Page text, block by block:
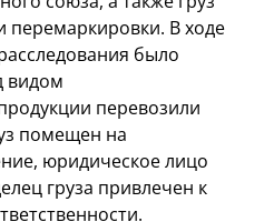
перемаркировки. В ходе
было
видом
перевозили
помещен на
юридическое лицо
груза привлечен к